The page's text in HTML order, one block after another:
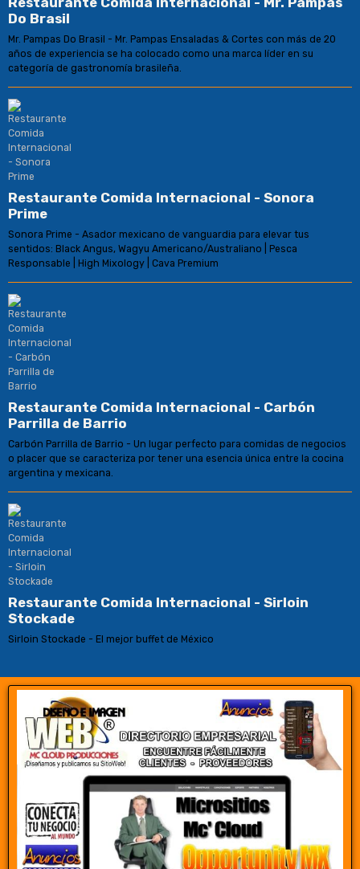
Do Brasil
Mr. Pampas Do Brasil - Mr. Pampas Ensaladas & Cortes con más de 20
años de experiencia se ha colocado como una marca líder en su
categoría de gastronomía brasileña.
Restaurante Comida Internacional - Sonora
Prime
Sonora Prime - Asador mexicano de vanguardia para elevar tus
sentidos: Black Angus, Wagyu Americano/Australiano | Pesca
Responsable | High Mixology | Cava Premium
Restaurante Comida Internacional - Carbón
Parrilla de Barrio
Carbón Parrilla de Barrio - Un lugar perfecto para comidas de negocios
o placer que se caracteriza por tener una esencia única entre la cocina
argentina y mexicana.
Restaurante Comida Internacional - Sirloin
Stockade
Sirloin Stockade - El mejor buffet de México